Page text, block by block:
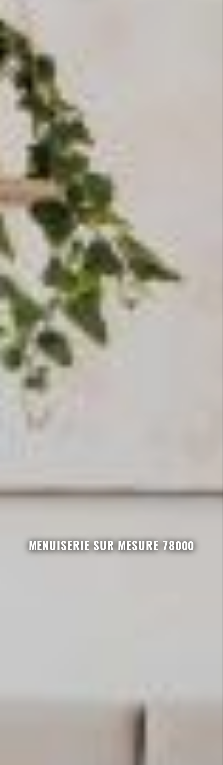
MENUISERIE SUR MESURE 78000